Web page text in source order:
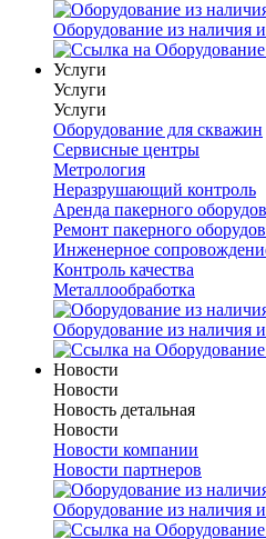
Оборудование из наличия
Услуги
Услуги
Услуги
Оборудование для скважин
Сервисные центры
Метрология
Неразрушающий контроль
Аренда пакерного
Ремонт пакерного
Инженерное
Контроль качества
Металлообработка
Оборудование из наличия
Новости
Новости
Новость детальная
Новости
Новости компании
Новости партнеров
Оборудование из наличия